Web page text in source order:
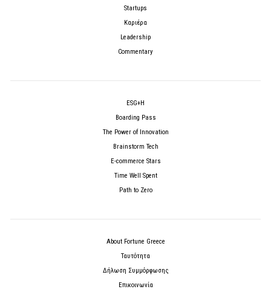
Startups
Καριέρα
Leadership
Commentary
ESG+H
Boarding Pass
The Power of Innovation
Brainstorm Tech
E-commerce Stars
Time Well Spent
Path to Zero
About Fortune Greece
Ταυτότητα
Δήλωση Συμμόρφωσης
Επικοινωνία